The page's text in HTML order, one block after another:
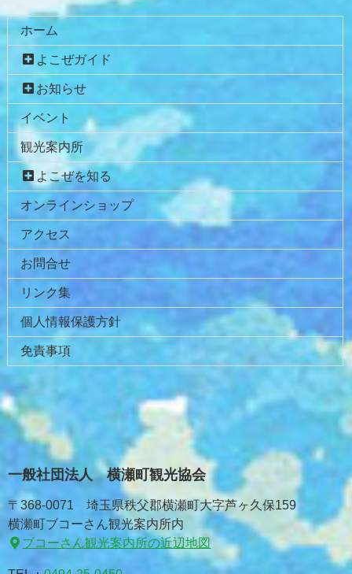
テ
ン
文
の
頭
戻
ジ
の
へ
戻
ホーム
よこぜガイド
お知らせ
イベント
観光案内所
よこぜを知る
オンラインショップ
アクセス
お問合せ
リンク集
個人情報保護方針
免責事項
一般社団法人 横瀬町観光協会
〒368-0071 埼玉県秩父郡横瀬町大字芦ヶ久保159
横瀬町ブコーさん観光案内所内
ブコーさん観光案内所の近辺地図